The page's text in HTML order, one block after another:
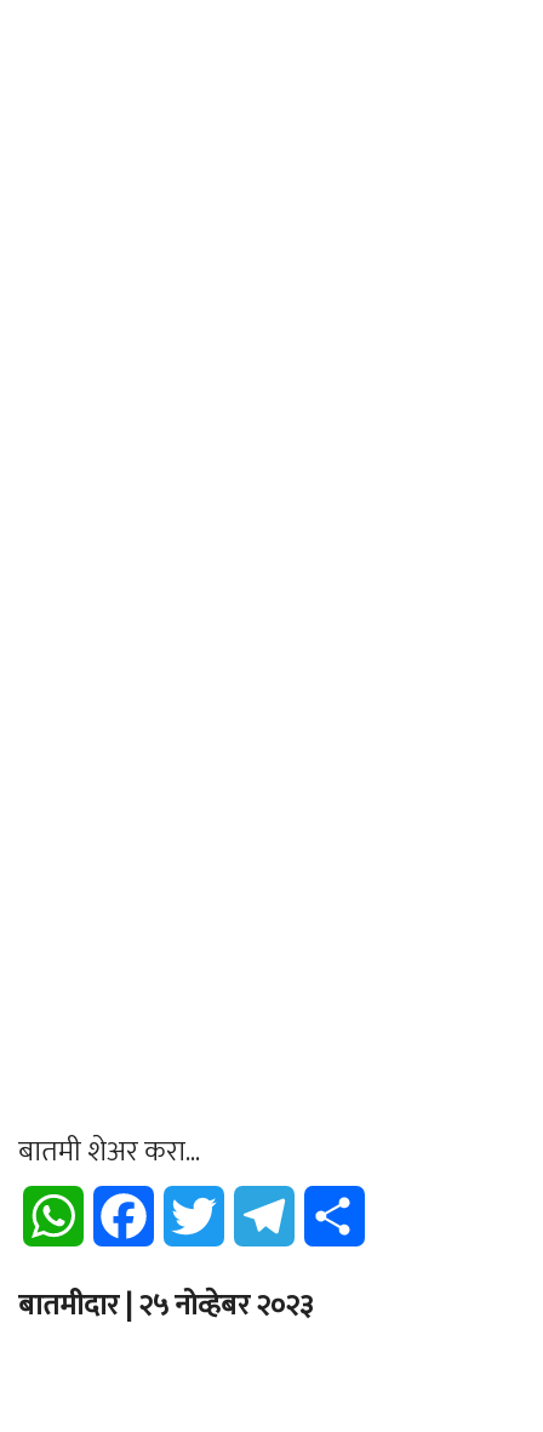
बातमी शेअर करा...
WhatsApp Facebook Twitter Telegram
बातमीदार | २५ नोव्हेबर २०२३